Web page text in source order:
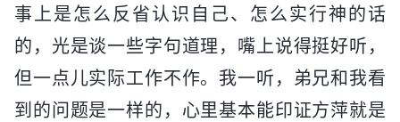
事上是怎么反省认识自己、怎么实行神的话
的，光是谈一些字句道理，嘴上说得挺好听，
但一点儿实际工作不作。我一听，弟兄和我看
到的问题是一样的，心里基本能印证方萍就是